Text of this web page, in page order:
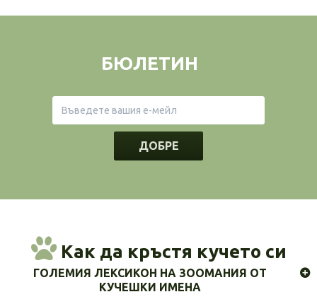
БЮЛЕТИН
ДОБРЕ
Как да кръстя кучето си
ГОЛЕМИЯ ЛЕКСИКОН НА ЗООМАНИЯ ОТ
КУЧЕШКИ ИМЕНА